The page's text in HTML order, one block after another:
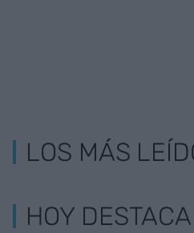
LOS MÁS
HOY